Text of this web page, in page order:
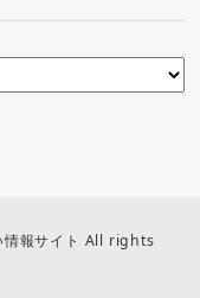
報サイト All rights